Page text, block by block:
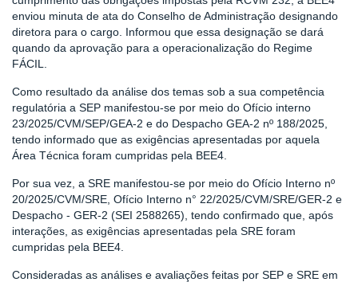
enviou minuta de ata do Conselho de Administração designando
diretora para o cargo. Informou que essa designação se dará
quando da aprovação para a operacionalização do Regime
FÁCIL.
Como resultado da análise dos temas sob a sua competência
regulatória a SEP manifestou-se por meio do Ofício interno
23/2025/CVM/SEP/GEA-2 e do Despacho GEA-2 nº 188/2025,
tendo informado que as exigências apresentadas por aquela
Área Técnica foram cumpridas pela BEE4.
Por sua vez, a SRE manifestou-se por meio do Ofício Interno nº
20/2025/CVM/SRE, Ofício Interno n° 22/2025/CVM/SRE/GER-2 e
Despacho - GER-2 (SEI 2588265), tendo confirmado que, após
interações, as exigências apresentadas pela SRE foram
cumpridas pela BEE4.
Consideradas as análises e avaliações feitas por SEP e SRE em